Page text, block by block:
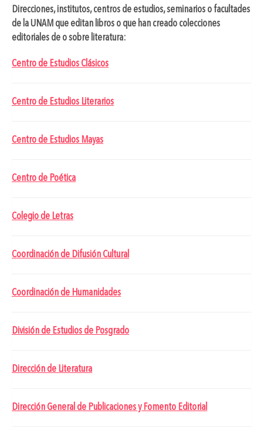
Direcciones, institutos, centros de estudios, seminarios o facultades
de la UNAM que editan libros o que han creado colecciones
editoriales de o sobre literatura:
Centro de Estudios Clásicos
Centro de Estudios Literarios
Centro de Estudios Mayas
Centro de Poética
Colegio de Letras
Coordinación de Difusión Cultural
Coordinación de Humanidades
División de Estudios de Posgrado
Dirección de Literatura
Dirección General de Publicaciones y Fomento Editorial